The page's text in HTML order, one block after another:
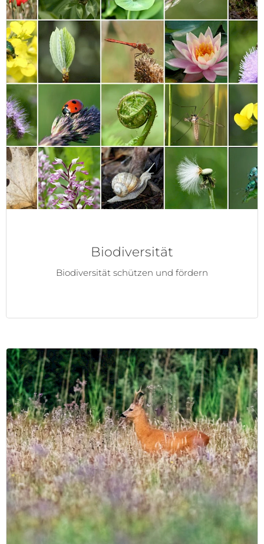
Biodiversität
Biodiversität schützen und fördern